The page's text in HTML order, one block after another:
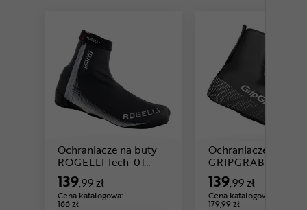
Ochraniacze na buty
ROGELLI Tech-01
Fiandrex
139,99 zł
Cena katalogowa:
166 zł
Ochraniacze na buty
GRIPGRAB Ride
Waterproof
139,99 zł
Cena katalogowa:
179,99 zł